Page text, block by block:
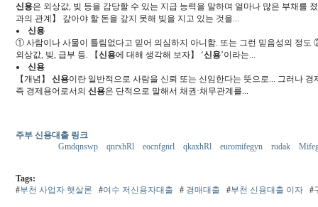
신용은 외상값, 빚 등을 감당할 수 있는 지급 능력을 말하며 얼마나 많은 부채를
과의 관계】 갚아야 할 돈을 갚지 못해 빚을 지고 있는 것을...
신용
① 사람이나 사물이 틀림없다고 믿어 의심하지 아니함. 또는 그런 믿음성의 정
외상값, 빚, 급부 등. 【신용에 대해 생각해 보자】 ‘신용’이라는...
신용
【개념】신용이란 일반적으로 사람을 신뢰 또는 신임한다는 뜻으로... 그러나
즉 경제용어로서의신용은 단적으로 말해서 채권·채무관계를...
주부 신용대출 링크
Gmdqnswp
qnrxhRl eocnfgnrl qkaxhRl euromifegyn rudak
Tags:
#부천 사업자 햇살론 #여수 저신용자대출 # 경매대출 #부천 신용대출 이자 #